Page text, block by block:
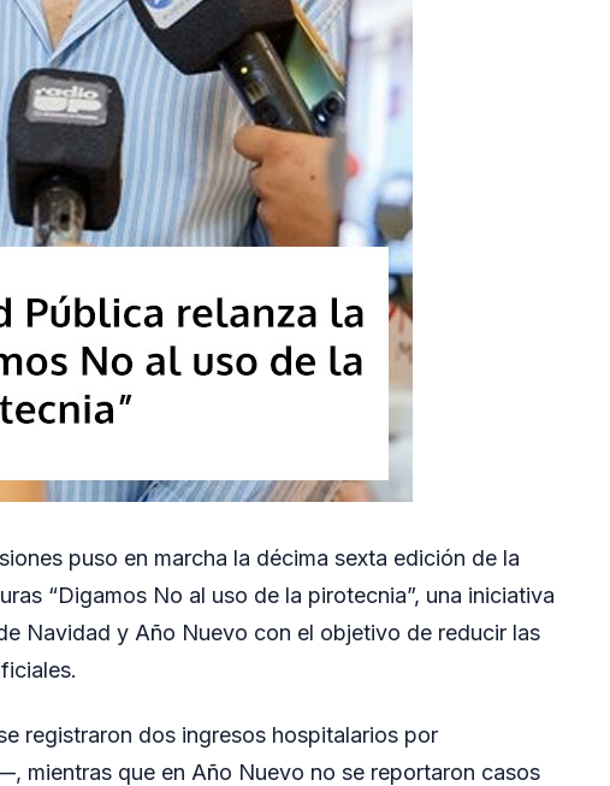
puso en marcha la décima sexta edición de la
“Digamos No al uso de la pirotecnia”, una iniciativa
Navidad y Año Nuevo con el objetivo de reducir las
registraron dos ingresos hospitalarios por
mientras que en Año Nuevo no se reportaron casos